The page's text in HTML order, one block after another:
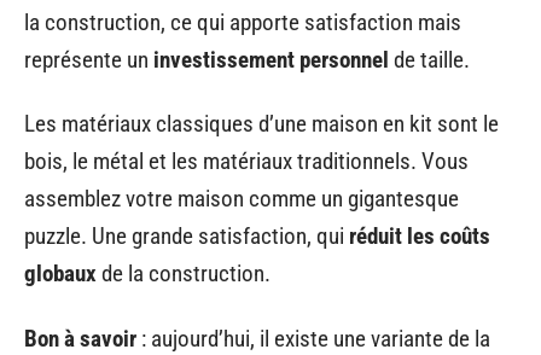
la construction, ce qui apporte satisfaction mais
représente un investissement personnel de taille.
Les matériaux classiques d’une maison en kit sont le
bois, le métal et les matériaux traditionnels. Vous
assemblez votre maison comme un gigantesque
puzzle. Une grande satisfaction, qui réduit les coûts
globauxde la construction.
Bon à savoir : aujourd’hui, il existe une variante de la